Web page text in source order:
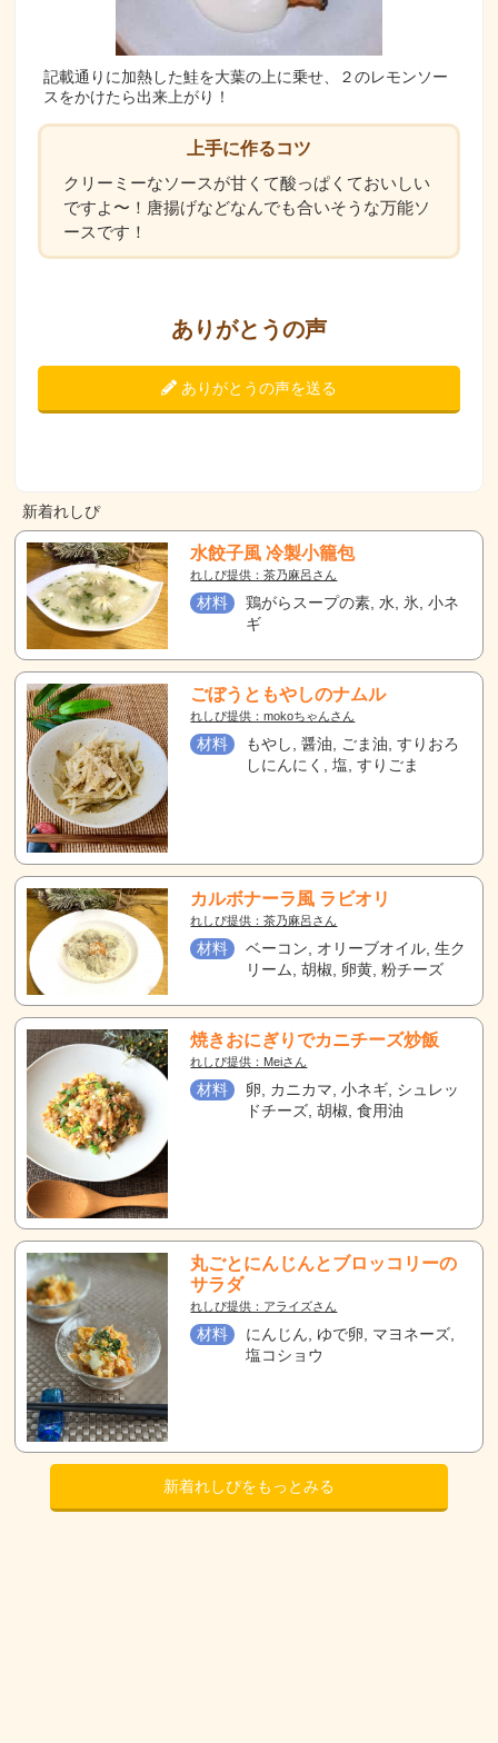
記載通りに加熱した鮭を大葉の上に乗せ、２のレモンソー
スをかけたら出来上がり！
上手に作るコツ
クリーミーなソースが甘くて酸っぱくておいしい
ですよ〜！唐揚げなどなんでも合いそうな万能ソ
ースです！
ありがとうの声
ありがとうの声を送る
新着れしぴ
水餃子風 冷製小籠包
れしぴ提供：茶乃麻呂さん
材料
鶏がらスープの素, 水, 氷, 小ネ
ギ
ごぼうともやしのナムル
れしぴ提供：mokoちゃんさん
材料
もやし, 醤油, ごま油, すりおろ
しにんにく, 塩, すりごま
カルボナーラ風 ラビオリ
れしぴ提供：茶乃麻呂さん
材料
ベーコン, オリーブオイル, 生ク
リーム, 胡椒, 卵黄, 粉チーズ
焼きおにぎりでカニチーズ炒飯
れしぴ提供：Meiさん
材料
卵, カニカマ, 小ネギ, シュレッ
ドチーズ, 胡椒, 食用油
丸ごとにんじんとブロッコリーの
サラダ
れしぴ提供：アライズさん
材料
にんじん, ゆで卵, マヨネーズ,
塩コショウ
新着れしぴをもっとみる